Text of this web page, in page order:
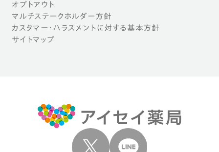
オプトアウト
マルチステークホルダー方針
カスタマー・ハラスメントに対する基本方針
サイトマップ